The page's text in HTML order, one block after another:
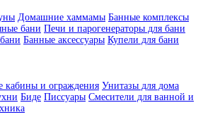
Домашние хаммамы Банные комплексы
бани Печи и парогенераторы для бани
Банные аксессуары Купели для бани
кабины и ограждения Унитазы для дома
Биде Писсуары Смесители для ванной и